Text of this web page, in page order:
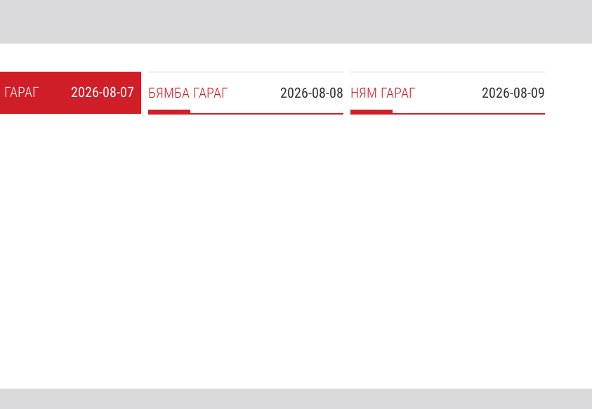
2026-08-07
ГАРАГ 2026-08-08
БЯМБА ГАРАГ 2026-08-09
НЯМ ГАРАГ